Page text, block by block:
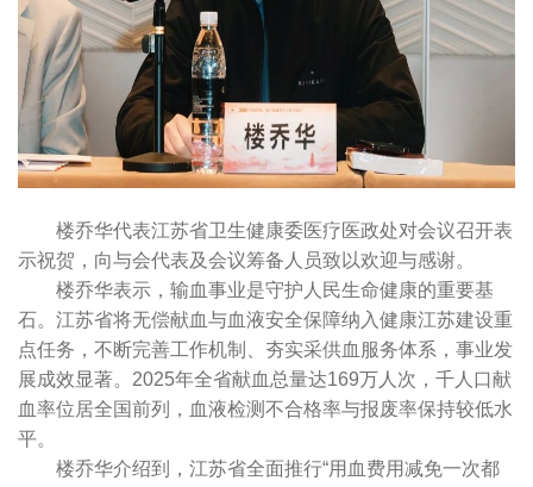
楼乔华代表江苏省卫生健康委医疗医政处对会议召开表
示祝贺，向与会代表及会议筹备人员致以欢迎与感谢。
楼乔华表示，输血事业是守护人民生命健康的重要基
石。江苏省将无偿献血与血液安全保障纳入健康江苏建设重
点任务，不断完善工作机制、夯实采供血服务体系，事业发
展成效显著。2025年全省献血总量达169万人次，千人口献
血率位居全国前列，血液检测不合格率与报废率保持较低水
平。
楼乔华介绍到，江苏省全面推行“用血费用减免一次都